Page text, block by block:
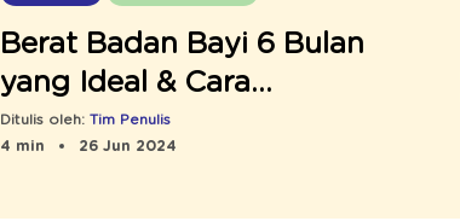
Berat Badan Bayi 6 Bulan
yang Ideal & Cara
Menambahnya
Ditulis oleh: Tim Penulis
4 min
26 Jun 2024